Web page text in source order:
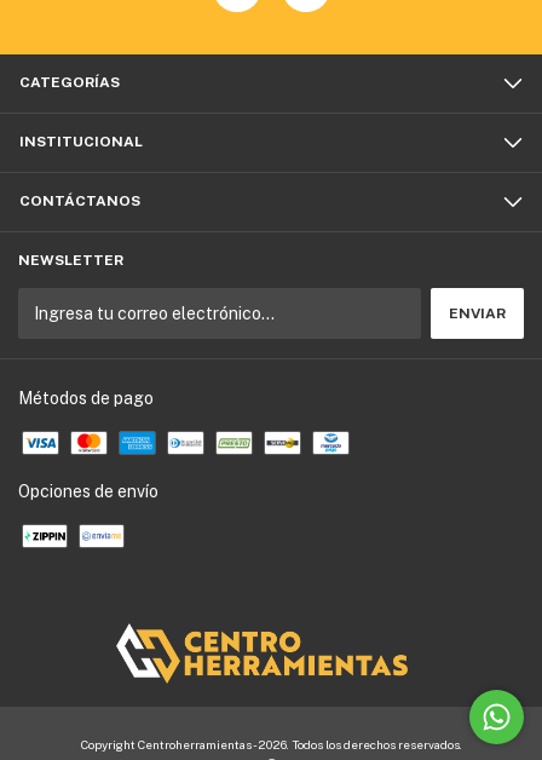
CATEGORÍAS
INSTITUCIONAL
CONTÁCTANOS
NEWSLETTER
Métodos de pago
Opciones de envío
Copyright Centroherramientas - 2026. Todos los derechos reservados.